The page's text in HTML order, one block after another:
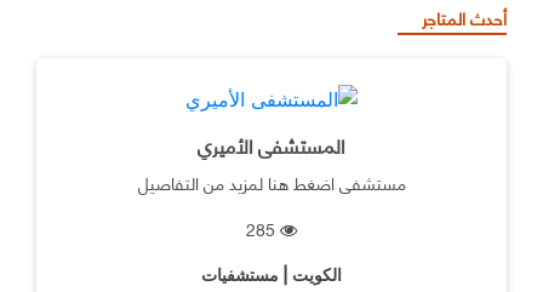
أحدث المتاجر
المستشفى الأميري
مستشفى اضغط هنا لمزيد من التفاصيل
الكويت | مستشفيات